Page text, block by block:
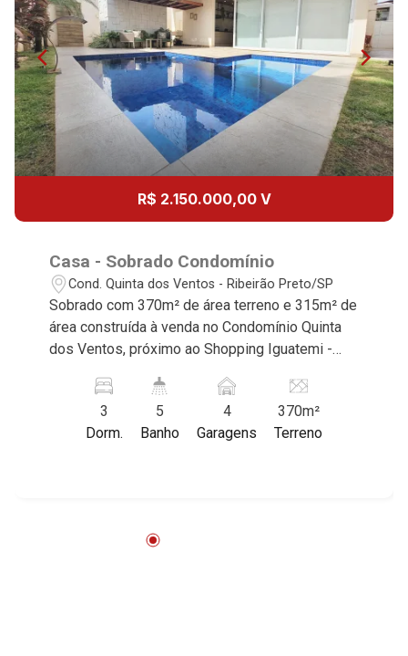
R$ 2.150.000,00 V
Casa - Sobrado Condomínio
Cond. Quinta dos Ventos - Ribeirão Preto/SP
Sobrado com 370m² de área terreno e 315m² de
área construída à venda no Condomínio Quinta
dos Ventos, próximo ao Shopping Iguatemi -
Conheça as características deste imóvel que a
Martinelli Imobiliária selecionou para você: -
370m² de área terreno e 315m² de área
gourmet com churrasqueira - Piscina - Vestiário
3
Dorm.
5
Banho
4
Garagens
370m²
Terreno